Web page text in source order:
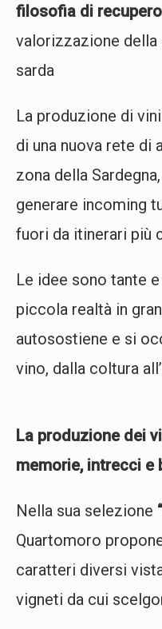
filosofia di
valorizzazione
sarda
La produzione di
di una nuova rete di
zona della
generare incoming
fuori da itinerari più
Le idee sono tante
piccola realtà in
autosostiene e si
vino, dalla coltura
La produzione dei
memorie, intrecci e
Nella sua selezione
Quartomoro
caratteri diversi
vigneti da cui